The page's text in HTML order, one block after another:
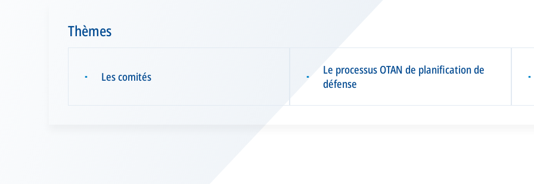
Thèmes
▪ Les comités ▪
Le processus OTAN de planification de
défense
▪